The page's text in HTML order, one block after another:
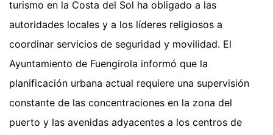
turismo en la Costa del Sol ha obligado a las
autoridades locales y a los líderes religiosos a
coordinar servicios de seguridad y movilidad. El
Ayuntamiento de Fuengirola informó que la
planificación urbana actual requiere una supervisión
constante de las concentraciones en la zona del
puerto y las avenidas adyacentes a los centros de